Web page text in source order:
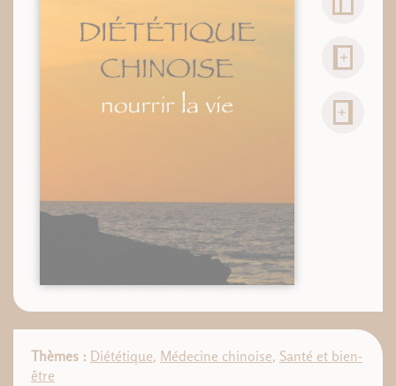
Thèmes : Diététique, Médecine chinoise, Santé et bien-
être